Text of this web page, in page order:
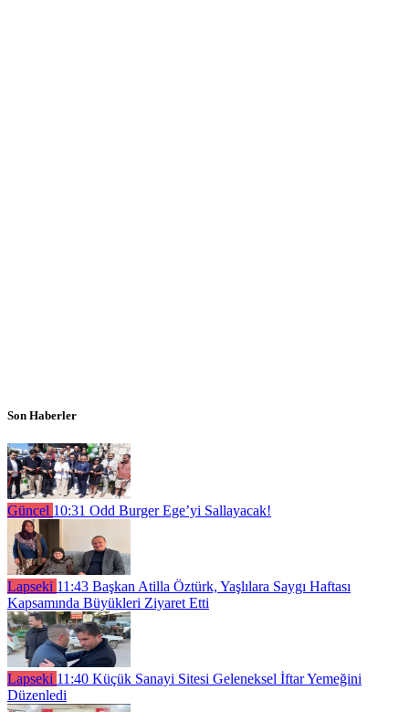
Son Haberler
Güncel 10:31 Odd Burger Ege’yi Sallayacak!
Lapseki 11:43 Başkan Atilla Öztürk, Yaşlılara Saygı Haftası
Kapsamında Büyükleri Ziyaret Etti
Lapseki 11:40 Küçük Sanayi Sitesi Geleneksel İftar Yemeğini
Düzenledi